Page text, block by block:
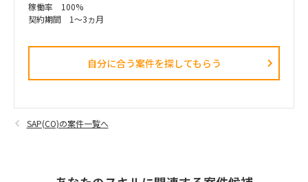
稼働率 100%
契約期間 1～3ヵ月
自分に合う案件を探してもらう​
SAP(CO)の案件一覧へ